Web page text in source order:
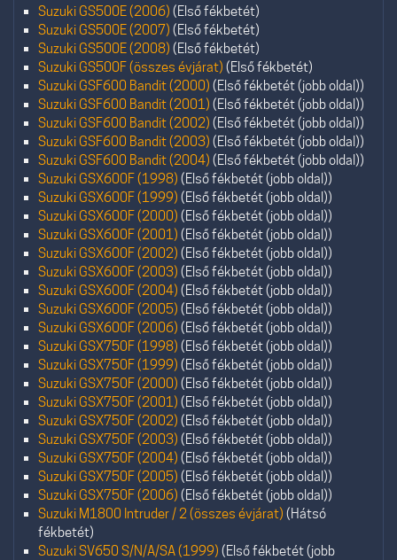
Suzuki GS500E (2006) (Első fékbetét)
Suzuki GS500E (2007) (Első fékbetét)
Suzuki GS500E (2008) (Első fékbetét)
Suzuki GS500F (összes évjárat) (Első fékbetét)
Suzuki GSF600 Bandit (2000) (Első fékbetét (jobb oldal))
Suzuki GSF600 Bandit (2001) (Első fékbetét (jobb oldal))
Suzuki GSF600 Bandit (2002) (Első fékbetét (jobb oldal))
Suzuki GSF600 Bandit (2003) (Első fékbetét (jobb oldal))
Suzuki GSF600 Bandit (2004) (Első fékbetét (jobb oldal))
Suzuki GSX600F (1998) (Első fékbetét (jobb oldal))
Suzuki GSX600F (1999) (Első fékbetét (jobb oldal))
Suzuki GSX600F (2000) (Első fékbetét (jobb oldal))
Suzuki GSX600F (2001) (Első fékbetét (jobb oldal))
Suzuki GSX600F (2002) (Első fékbetét (jobb oldal))
Suzuki GSX600F (2003) (Első fékbetét (jobb oldal))
Suzuki GSX600F (2004) (Első fékbetét (jobb oldal))
Suzuki GSX600F (2005) (Első fékbetét (jobb oldal))
Suzuki GSX600F (2006) (Első fékbetét (jobb oldal))
Suzuki GSX750F (1998) (Első fékbetét (jobb oldal))
Suzuki GSX750F (1999) (Első fékbetét (jobb oldal))
Suzuki GSX750F (2000) (Első fékbetét (jobb oldal))
Suzuki GSX750F (2001) (Első fékbetét (jobb oldal))
Suzuki GSX750F (2002) (Első fékbetét (jobb oldal))
Suzuki GSX750F (2003) (Első fékbetét (jobb oldal))
Suzuki GSX750F (2004) (Első fékbetét (jobb oldal))
Suzuki GSX750F (2005) (Első fékbetét (jobb oldal))
Suzuki GSX750F (2006) (Első fékbetét (jobb oldal))
Suzuki M1800 Intruder / 2 (összes évjárat) (Hátsó
fékbetét)
Suzuki SV650 S/N/A/SA (1999) (Első fékbetét (jobb